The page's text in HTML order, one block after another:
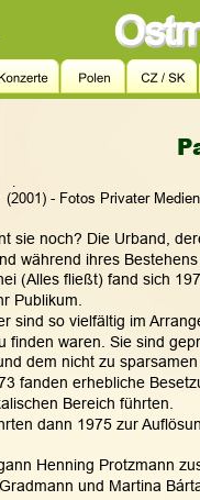
(2001) - Fotos Privater
.
sie noch? Die Urband,
während ihres
(Alles fließt) fand sich
Publikum.
sind so vielfältig im
finden waren. Sie sind
dem nicht zu
fanden erhebliche
Bereich führten.
dann 1975 zur
Henning Protzmann
und Martina